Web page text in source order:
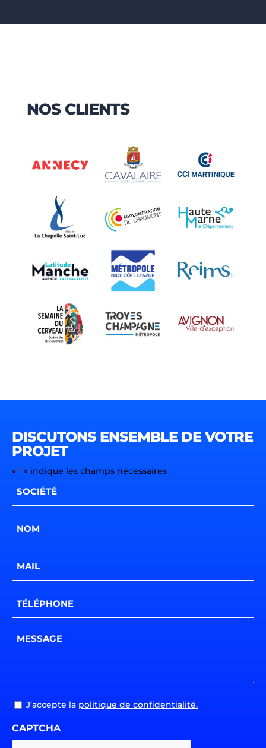
NOS CLIENTS
DISCUTONS ENSEMBLE DE VOTRE
PROJET
« * » indique les champs nécessaires
Société
mail
Téléphone
Message
RGPDJ’accepte la politique de confidentialité.
CAPTCHA